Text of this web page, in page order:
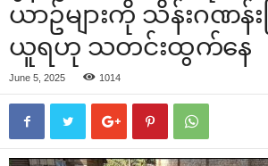
ယာဥ်များကို သိန်းဂဏန်းဖ
ယူရဟု သတင်းထွက်နေ
June 5, 2025 1014